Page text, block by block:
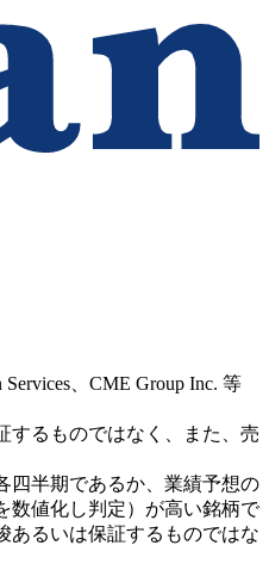
、CME Group Inc. 等
するものではなく、また、売
四半期であるか、業績予想の
数値化し判定）が高い銘柄で
あるいは保証するものではな